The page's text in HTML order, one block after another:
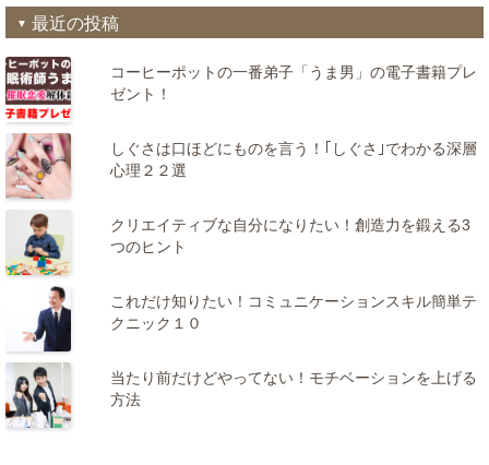
最近の投稿
コーヒーポットの一番弟子「うま男」の電子書籍プレ
ゼント！
しぐさは口ほどにものを言う！｢しぐさ｣でわかる深層
心理２２選
クリエイティブな自分になりたい！創造力を鍛える3
つのヒント
これだけ知りたい！コミュニケーションスキル簡単テ
クニック１０
当たり前だけどやってない！モチベーションを上げる
方法